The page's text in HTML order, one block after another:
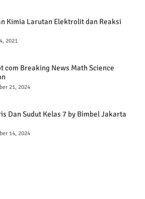
Kimia Larutan Elektrolit dan Reaksi
2021
com Breaking News Math Science
21, 2024
Dan Sudut Kelas 7 by Bimbel Jakarta
14, 2024